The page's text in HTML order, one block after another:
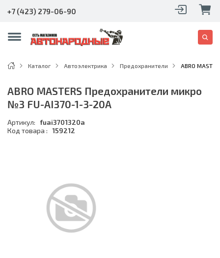
+7 (423) 279-06-90
Каталог Автоэлектрика Предохранители ABRO
ABRO MASTERS Предохранители микро
№3 FU-AI370-1-3-20A
Артикул: fuai3701320a
Код товара : 159212